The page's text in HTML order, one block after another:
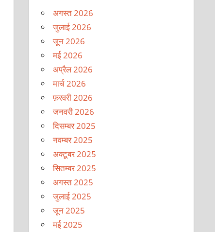
अगस्त 2026
जुलाई 2026
जून 2026
मई 2026
अप्रैल 2026
मार्च 2026
फ़रवरी 2026
जनवरी 2026
दिसम्बर 2025
नवम्बर 2025
अक्टूबर 2025
सितम्बर 2025
अगस्त 2025
जुलाई 2025
जून 2025
मई 2025